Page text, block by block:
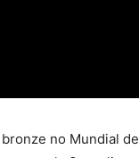
no Mundial de